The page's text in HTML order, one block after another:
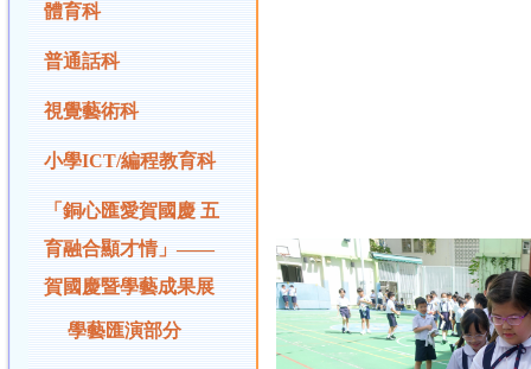
體育科
普通話科
視覺藝術科
小學ICT/編程教育科
「銅心匯愛賀國慶 五
育融合顯才情」——
賀國慶暨學藝成果展
學藝匯演部分